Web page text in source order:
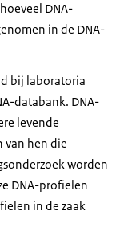
DNA-
in de DNA-
bij laboratoria
databank. DNA-
levende
van hen die
worden
DNA-profielen
in de zaak